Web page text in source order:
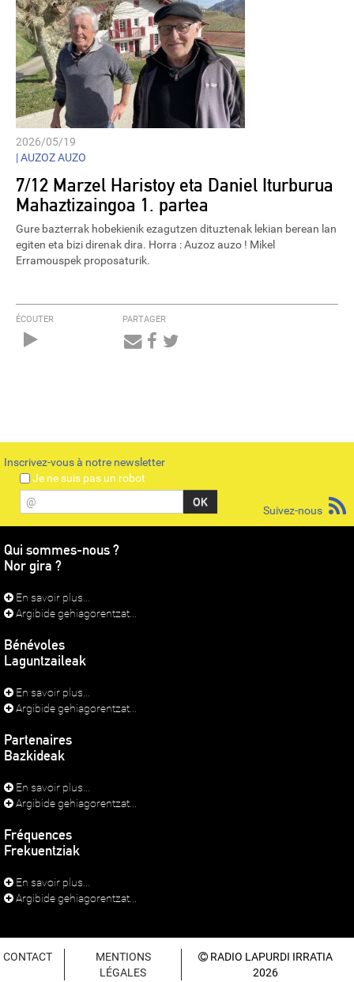
2026/05/19
|AUZOZ AUZO
7/12 Marzel Haristoy eta Daniel Iturburua
Mahaztizaingoa 1. partea
Gure bazterrak hobekienik ezagutzen dituztenak lekian berean lan
egiten eta bizi direnak dira. Horra : Auzoz auzo ! Mikel
Erramouspek proposaturik.
ÉCOUTER PARTAGER
Inscrivez-vous à notre newsletter
Je ne suis pas un robot
@
Suivez-nous
Qui sommes-nous ?
Nor gira ?
En savoir plus...
Argibide gehiagorentzat...
Bénévoles
Laguntzaileak
En savoir plus...
Argibide gehiagorentzat...
Partenaires
Bazkideak
En savoir plus...
Argibide gehiagorentzat...
Fréquences
Frekuentziak
En savoir plus...
Argibide gehiagorentzat...
CONTACT
MENTIONS
LÉGALES
RADIO LAPURDI IRRATIA
2026